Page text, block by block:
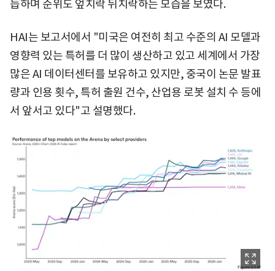
듭하며 순위도 엎치락 뒤치락하는 모습을 보였다.
HAI는 보고서에서 "미국은 여전히 최고 수준의 AI 모델과
영향력 있는 특허를 더 많이 생산하고 있고 세계에서 가장
많은 AI 데이터센터를 보유하고 있지만, 중국이 논문 발표
량과 인용 횟수, 특허 출원 건수, 산업용 로봇 설치 수 등에
서 앞서고 있다"고 설명했다.